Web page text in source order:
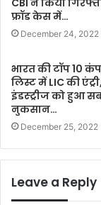
CBI ने किया
फ्रॉड केस में…
December 24, 2022
भारत की टॉप 10
लिस्ट में LIC की
इंडस्ट्रीज को हुआ
नुकसान…
December 25, 2022
Leave a Reply